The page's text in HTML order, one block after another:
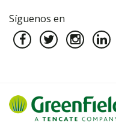
Síguenos en